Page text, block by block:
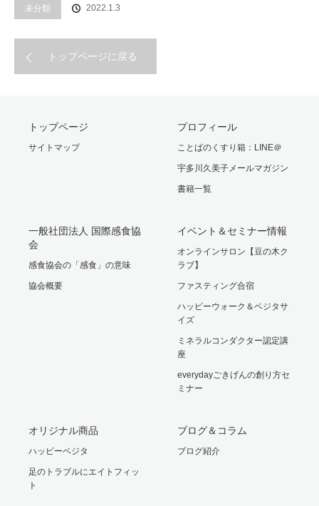
未分類 2022.1.3
トップページに戻る
トップページ
サイトマップ
プロフィール
ことばのくすり箱：LINE＠
宇多川久美子メールマガジン
書籍一覧
一般社団法人 国際感食協
会
感食協会の「感食」の意味
協会概要
イベント＆セミナー情報
オンラインサロン【豆の木ク
ラブ】
ファスティング合宿
ハッピーウォーク＆ベジタサ
イズ
ミネラルコンダクター認定講
座
everydayごきげんの創り方セ
ミナー
オリジナル商品
ハッピーベジタ
足のトラブルにエイトフィッ
ト
ブログ＆コラム
ブログ紹介